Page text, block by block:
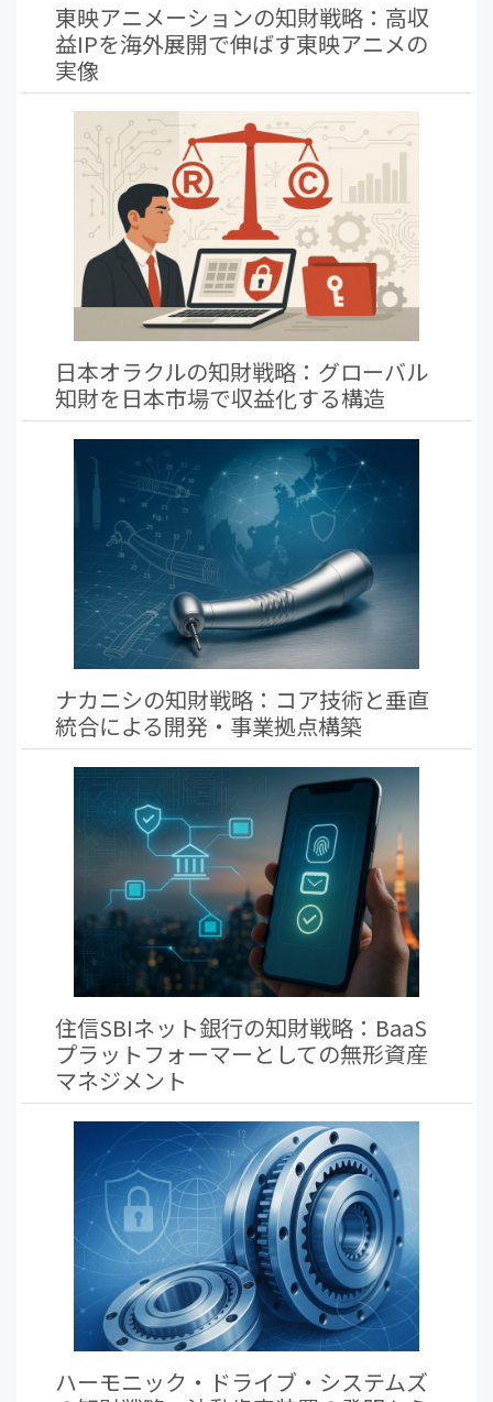
東映アニメーションの知財戦略：高収
益IPを海外展開で伸ばす東映アニメの
実像
日本オラクルの知財戦略：グローバル
知財を日本市場で収益化する構造
ナカニシの知財戦略：コア技術と垂直
統合による開発・事業拠点構築
住信SBIネット銀行の知財戦略：BaaS
プラットフォーマーとしての無形資産
マネジメント
ハーモニック・ドライブ・システムズ